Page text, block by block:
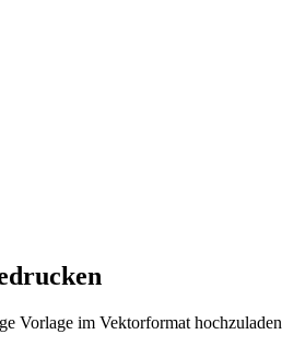
Vorlage im Vektorformat hochzuladen